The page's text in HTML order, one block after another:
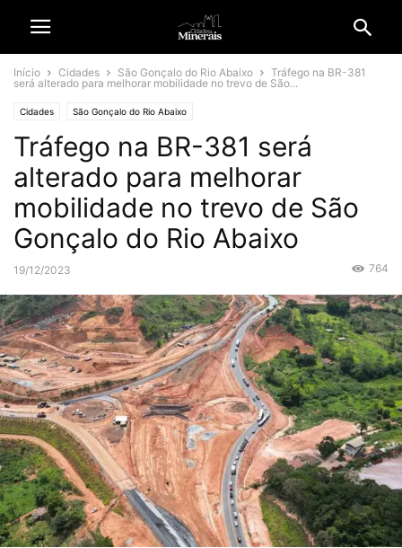
Início Cidades São Gonçalo do Rio Abaixo
Tráfego na BR-381
será alterado para melhorar mobilidade no trevo de São...
Cidades São Gonçalo do Rio Abaixo
Tráfego na BR-381 será
alterado para melhorar
mobilidade no trevo de São
Gonçalo do Rio Abaixo
19/12/2023 764